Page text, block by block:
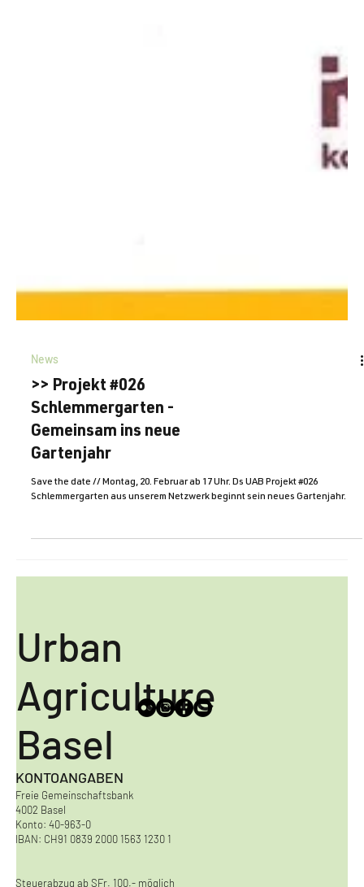
News
>> Projekt #026
Schlemmergarten -
Gemeinsam ins neue
Gartenjahr
KONTOANGABEN
Freie Gemeinschaftsbank
Urban
Agriculture
Basel